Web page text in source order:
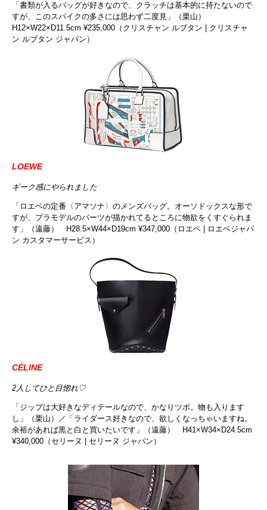
「書類が入るバッグが好きなので、クラッチは基本的に持たないので
すが、このスパイクの多さには思わず二度見」（栗山）
H12×W22×D11.5cm ¥235,000（クリスチャン ルブタン | クリスチャ
ン ルブタン ジャパン）
LOEWE
ギーク感にやられました
「ロエベの定番〈アマソナ〉のメンズバッグ。オーソドックスな形で
すが、プラモデルのパーツが描かれてるところに物欲をくすぐられま
す」（遠藤） H28.5×W44×D19cm ¥347,000（ロエベ | ロエベジャパ
ン カスタマーサービス）
CÉLINE
2人してひと目惚れ♡
「ジップは大好きなディテールなので、かなりツボ。物も入ります
し」（栗山）／「ライダース好きなので、欲しくなっちゃいますね。
余裕があれば黒と白と買いたいです」（遠藤） H41×W34×D24.5cm
¥340,000（セリーヌ | セリーヌ ジャパン）